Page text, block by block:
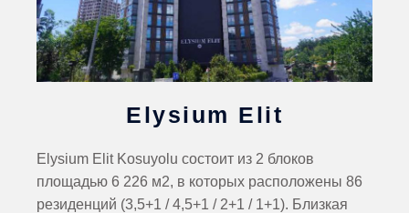
Elysium Elit
Elysium Elit Kosuyolu состоит из 2 блоков
площадью 6 226 м2, в которых расположены 86
резиденций (3,5+1 / 4,5+1 / 2+1 / 1+1). Близкая